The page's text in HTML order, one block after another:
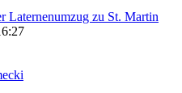
Laternenumzug zu St. Martin